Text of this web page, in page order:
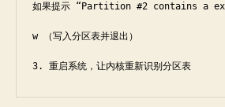
如果提示 “Partition #2 contains a
w （写入分区表并退出）
3. 重启系统，让内核重新识别分区表